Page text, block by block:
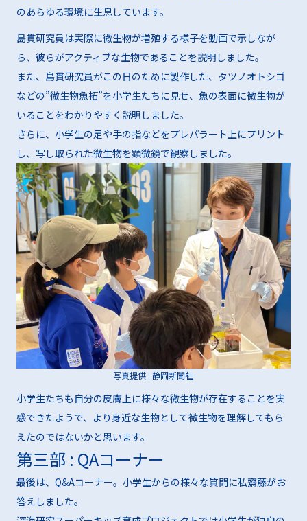
のあらゆる環境に生息しています。
島貫研究員は実際に微生物が増殖する様子を動画で示しなが
ら、彼らがアクティブな生物であることを説明しました。
また、島貫研究員がこの日のために製作した、タツノオトシゴ
などの”微生物魚拓”を小学生たちに見せ、魚の表面に微生物が
いることをわかりやすく説明しました。
さらに、小学生の足や手の指などをプレパラート上にプリント
し、写し取られた微生物を顕微鏡で観察しました。
写真提供 : 静岡新聞社
小学生たちも自分の皮膚上に様々な微生物が存在することを実
感できたようで、より身近な生物として微生物を理解してもら
えたのではないかと思います。
第三部 : QAコーナー
最後は、Q&Aコーナー。小学生からの様々な質問に私齋藤がお
答えしました。